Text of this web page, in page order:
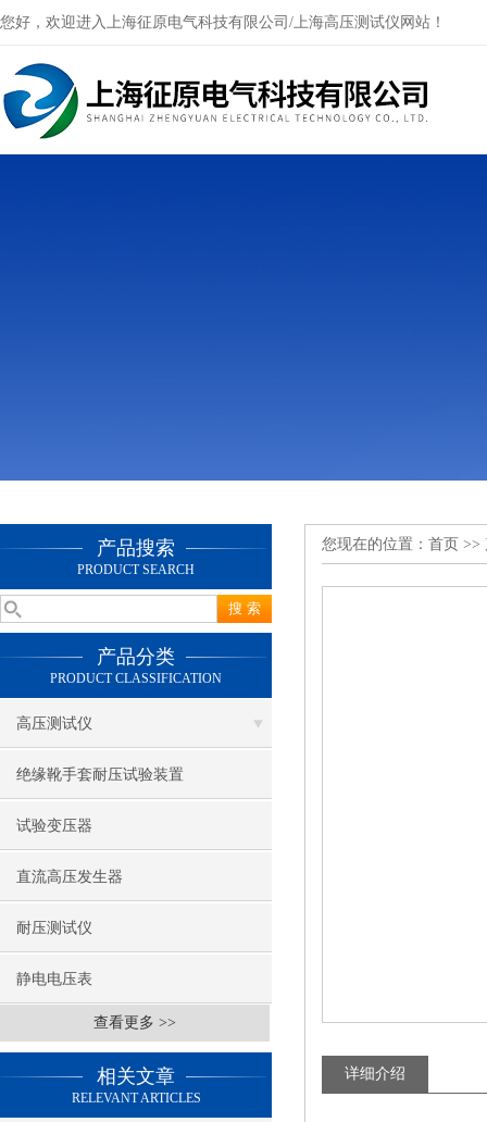
您好，欢迎进入上海征原电气科技有限公司/上海高压测试仪网站！
产品搜索
PRODUCT SEARCH
产品分类
PRODUCT CLASSIFICATION
高压测试仪
绝缘靴手套耐压试验装置
试验变压器
直流高压发生器
耐压测试仪
静电电压表
查看更多 >>
相关文章
RELEVANT ARTICLES
您现在的位置： 首页 >>
详细介绍